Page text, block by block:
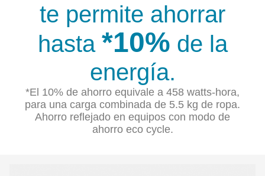
te permite ahorrar
hasta *10% de la
energía.
*El 10% de ahorro equivale a 458 watts-hora,
para una carga combinada de 5.5 kg de ropa.
Ahorro reflejado en equipos con modo de
ahorro eco cycle.